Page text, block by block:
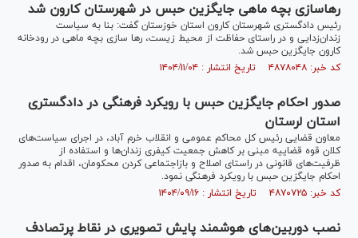
رهاسازی بچه ماهی جایگزین حبس در شهرستان کارون شد
رئیس دادگستری شهرستان کارون استان خوزستان گفت: بنا به سیاست
زندان‌زدایی و در راستای حفاظت از محیط زیست، رها سازی بچه ماهی در رودخانه
کارون جایگزین حبس شد.
کد خبر: ۴۸۷۸۰۴۸ تاریخ انتشار : ۱۴۰۴/۱۱/۰۴
صدور احکام جایگزین حبس با رویکرد فرهنگی در دادگستری
استان لرستان
معاون قضایی رئیس کل محاکم عمومی و انقلاب خرم آباد، در اجرای سیاست‌های
کلان قوه قضاییه مبنی بر کاهش جمعیت کیفری زندان‌ها و استفاده از
ظرفیت‌های قانونی در راستای اصلاح و بازاجتماعی کردن محکومان، اقدام به صدور
احکام جایگزین حبس با رویکرد فرهنگی نمود.
کد خبر: ۴۸۷۰۷۲۵ تاریخ انتشار : ۱۴۰۴/۰۹/۱۶
نصب دوربین‌های هوشمند پایش تصویری در نقاط پرتصادف